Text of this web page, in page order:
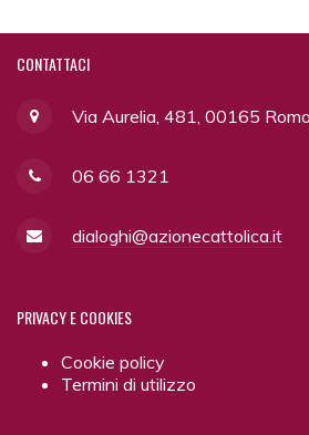
CONTATTACI
Via Aurelia, 481, 00165 Roma
06 66 1321
dialoghi@azionecattolica.it
PRIVACYE COOKIES
Cookie policy
Termini di utilizzo